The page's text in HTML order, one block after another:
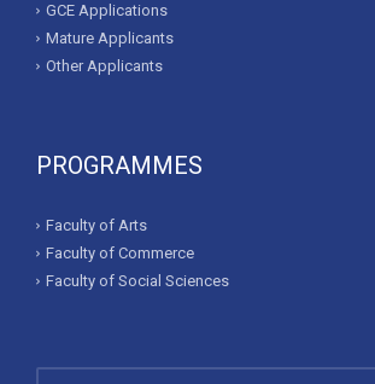
GCE Applications
Mature Applicants
Other Applicants
PROGRAMMES
Faculty of Arts
Faculty of Commerce
Faculty of Social Sciences